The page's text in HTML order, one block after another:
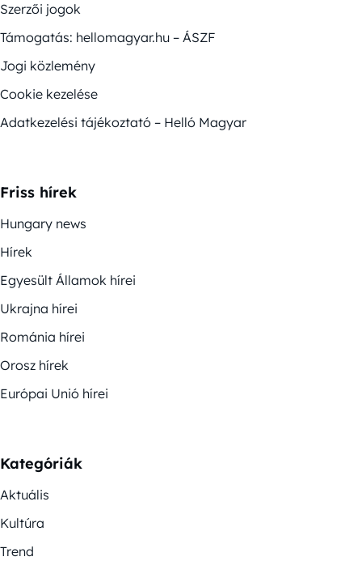
Szerzői jogok
Támogatás: hellomagyar.hu – ÁSZF
Jogi közlemény
Cookie kezelése
Adatkezelési tájékoztató – Helló Magyar
Friss hírek
Hungary news
Hírek
Egyesült Államok hírei
Ukrajna hírei
Románia hírei
Orosz hírek
Európai Unió hírei
Kategóriák
Aktuális
Kultúra
Trend